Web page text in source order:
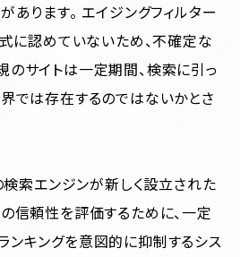
あります。 エイジングフィルター
認めていないため、不確定な
のサイトは一定期間、検索に引っ
では存在するのではないかとさ
索エンジンが新しく設立された
信頼性を評価するために、一定
ンキングを意図的に抑制するシス